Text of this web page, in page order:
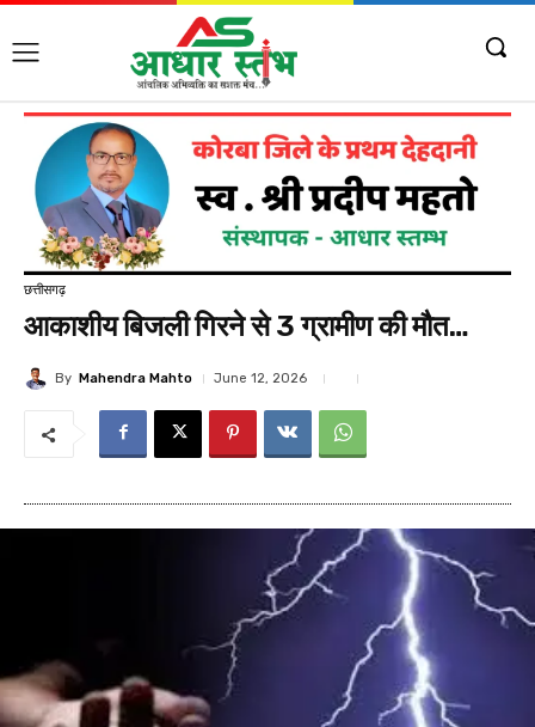
छत्तीसगढ़
आकाशीय बिजली गिरने से 3 ग्रामीण की मौत…
By Mahendra Mahto June 12, 2026